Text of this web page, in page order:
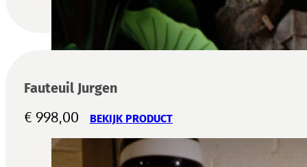
Fauteuil Jurgen
€ 998,00 BEKIJK PRODUCT